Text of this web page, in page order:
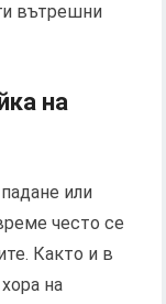
вътрешни
на
или
често се
Както и в
на